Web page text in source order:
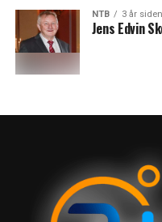
NTB 3 år siden
Jens Edvin